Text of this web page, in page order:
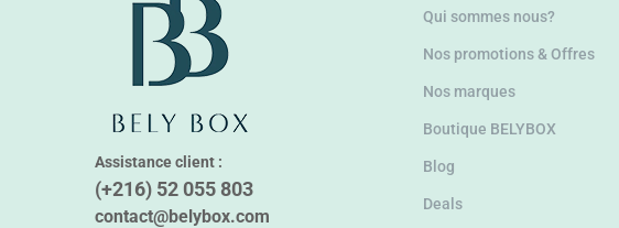
Assistance client :
(+216) 52 055 803
contact@belybox.com
Qui sommes nous?
Nos promotions & Offres
Nos marques
Boutique BELYBOX
Blog
Deals